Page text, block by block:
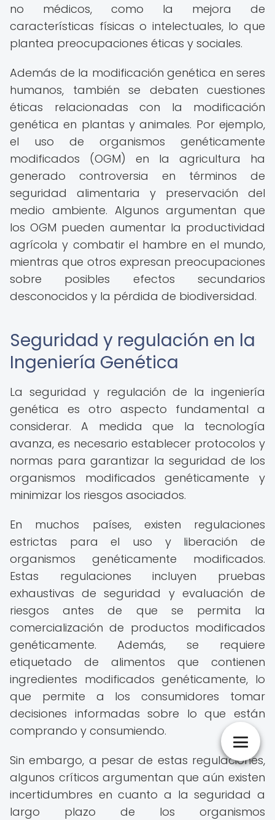
no médicos, como la mejora de
características físicas o intelectuales, lo que
plantea preocupaciones éticas y sociales.
Además de la modificación genética en seres
humanos, también se debaten cuestiones
éticas relacionadas con la modificación
genética en plantas y animales. Por ejemplo,
el uso de organismos genéticamente
modificados (OGM) en la agricultura ha
generado controversia en términos de
seguridad alimentaria y preservación del
medio ambiente. Algunos argumentan que
los OGM pueden aumentar la productividad
agrícola y combatir el hambre en el mundo,
mientras que otros expresan preocupaciones
sobre posibles efectos secundarios
desconocidos y la pérdida de biodiversidad.
Seguridad y regulación en la
Ingeniería Genética
La seguridad y regulación de la ingeniería
genética es otro aspecto fundamental a
considerar. A medida que la tecnología
avanza, es necesario establecer protocolos y
normas para garantizar la seguridad de los
organismos modificados genéticamente y
minimizar los riesgos asociados.
En muchos países, existen regulaciones
estrictas para el uso y liberación de
organismos genéticamente modificados.
Estas regulaciones incluyen pruebas
exhaustivas de seguridad y evaluación de
riesgos antes de que se permita la
comercialización de productos modificados
genéticamente. Además, se requiere
etiquetado de alimentos que contienen
ingredientes modificados genéticamente, lo
que permite a los consumidores tomar
decisiones informadas sobre lo que están
comprando y consumiendo.
Sin embargo, a pesar de estas regulaciones,
algunos críticos argumentan que aún existen
incertidumbres en cuanto a la seguridad a
largo plazo de los organismos